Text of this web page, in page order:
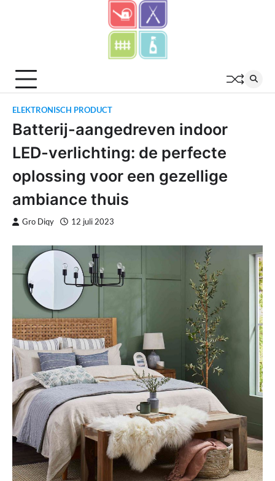
ELEKTRONISCH PRODUCT
Batterij-aangedreven indoor
LED-verlichting: de perfecte
oplossing voor een gezellige
ambiance thuis
Gro Diqy 12 juli 2023